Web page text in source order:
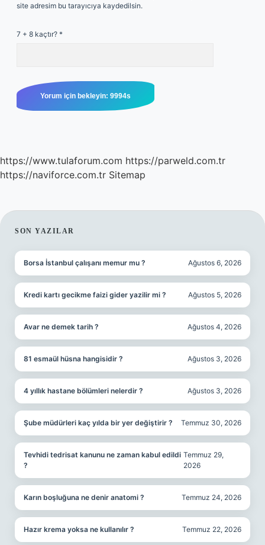
site adresim bu tarayıcıya kaydedilsin.
7 + 8 kaçtır? *
https://www.tulaforum.com https://parweld.com.tr
https://naviforce.com.tr Sitemap
SIDEBAR
SON YAZILAR
Borsa İstanbul çalışanı memur mu ? Ağustos 6, 2026
Kredi kartı gecikme faizi gider yazilir mi ? Ağustos 5, 2026
Avar ne demek tarih ? Ağustos 4, 2026
81 esmaül hüsna hangisidir ? Ağustos 3, 2026
4 yıllık hastane bölümleri nelerdir ? Ağustos 3, 2026
Şube müdürleri kaç yılda bir yer değiştirir ? Temmuz 30, 2026
Tevhidi tedrisat kanunu ne zaman kabul edildi
?
Temmuz 29,
2026
Karın boşluğuna ne denir anatomi ? Temmuz 24, 2026
Hazır krema yoksa ne kullanılır ? Temmuz 22, 2026